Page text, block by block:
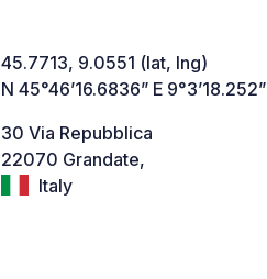
45.7713, 9.0551 (lat, lng)
N 45°46’16.6836” E 9°3’18.252”
30 Via Repubblica
22070 Grandate,
Italy